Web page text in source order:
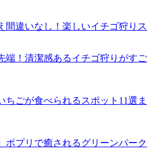
間違いなし！楽しいイチゴ狩り
端！清潔感あるイチゴ狩りがす
ちごが食べられるスポット11選
ポプリで癒されるグリーンパー